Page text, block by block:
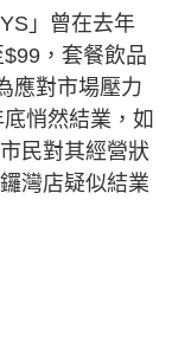
」曾在去年
，套餐飲品
應對市場壓力
悄然結業，如
民對其經營狀
灣店疑似結業